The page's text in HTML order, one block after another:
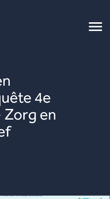
4e
Zorg en